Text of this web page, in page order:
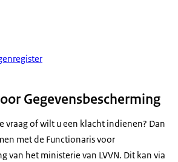
Gegevensbescherming
vraag of wilt u een klacht indienen? Dan
met de Functionaris voor
van het ministerie van LVVN. Dit kan via